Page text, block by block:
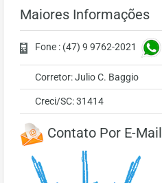
Maiores Informações
Fone : (47) 9 9762-2021
Corretor: Julio C. Baggio
Creci/SC: 31414
Contato Por E-Mail